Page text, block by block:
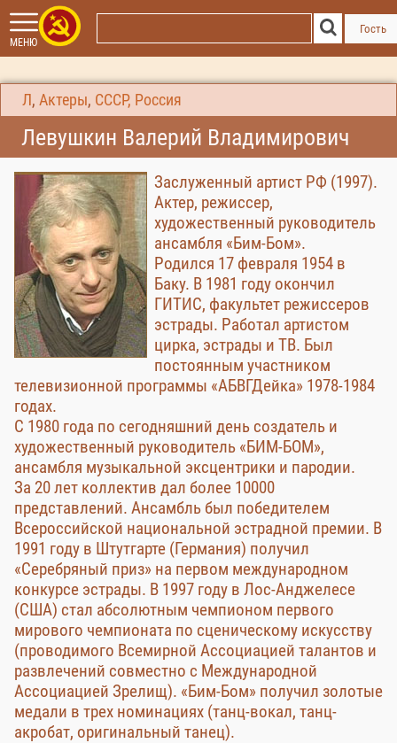
МЕНЮ
Гость
Л , Актеры, СССР, Россия
Левушкин Валерий Владимирович
Заслуженный артист РФ (1997).
Актер, режиссер,
художественный руководитель
ансамбля «Бим-Бом».
Родился 17 февраля 1954 в
Баку. В 1981 году окончил
ГИТИС, факультет режиссеров
эстрады. Работал артистом
цирка, эстрады и ТВ. Был
постоянным участником
телевизионной программы «АБВГДейка» 1978-1984
годах.
С 1980 года по сегодняшний день создатель и
художественный руководитель «БИМ-БОМ»,
ансамбля музыкальной эксцентрики и пародии.
За 20 лет коллектив дал более 10000
представлений. Ансамбль был победителем
Всероссийской национальной эстрадной премии. В
1991 году в Штутгарте (Германия) получил
«Серебряный приз» на первом международном
конкурсе эстрады. В 1997 году в Лос-Анджелесе
(США) стал абсолютным чемпионом первого
мирового чемпионата по сценическому искусству
(проводимого Всемирной Ассоциацией талантов и
развлечений совместно с Международной
Ассоциацией Зрелищ). «Бим-Бом» получил золотые
медали в трех номинациях (танц-вокал, танц-
акробат, оригинальный танец).